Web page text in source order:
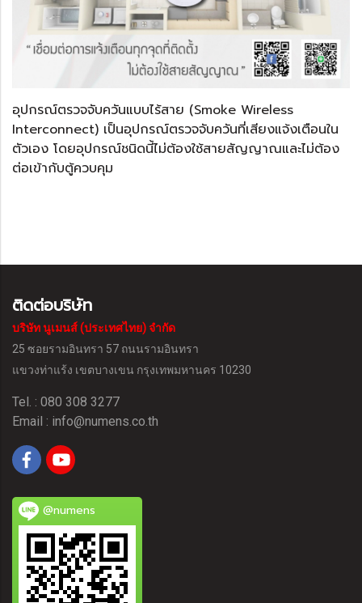
อุปกรณ์ตรวจจับควันแบบไร้สาย (Smoke Wireless
Interconnect) เป็นอุปกรณ์ตรวจจับควันที่เสียงแจ้งเตือนใน
ตัวเอง โดยอุปกรณ์ชนิดนี้ไม่ต้องใช้สายสัญญาณและไม่ต้อง
ต่อเข้ากับตู้ควบคุม
ติดต่อบริษัท
บริษัท นูเมนส์ (ประเทศไทย) จำกัด
25 ซอยรามอินทรา 57 ถนนรามอินทรา
แขวงท่าแร้ง เขตบางเขน กรุงเทพมหานคร 10230
Tel. : 080 308 3277
Email : info@numens.co.th
@numens